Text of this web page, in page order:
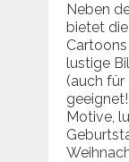
Neben
bietet
lustige
(auch
Motive,